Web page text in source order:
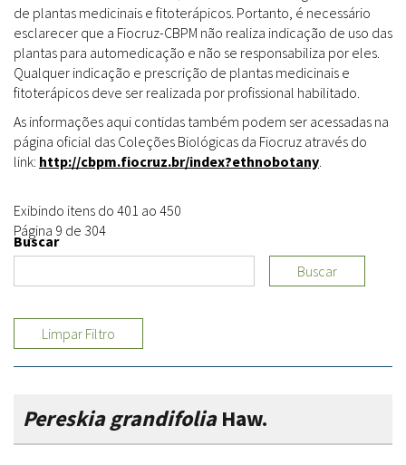
de plantas medicinais e fitoterápicos. Portanto, é necessário
esclarecer que a Fiocruz-CBPM não realiza indicação de uso das
plantas para automedicação e não se responsabiliza por eles.
Qualquer indicação e prescrição de plantas medicinais e
fitoterápicos deve ser realizada por profissional habilitado.
As informações aqui contidas também podem ser acessadas na
página oficial das Coleções Biológicas da Fiocruz através do
link: http://cbpm.fiocruz.br/index?ethnobotany.
Exibindo itens do 401 ao 450
Página 9 de 304
Buscar
Buscar
Limpar Filtro
Pereskia grandifoliaHaw.